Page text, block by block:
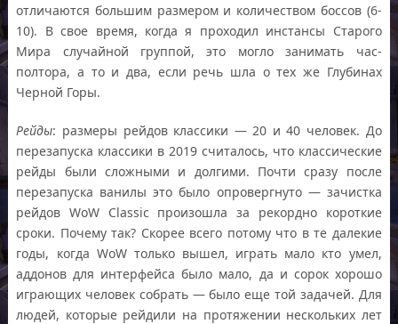
отличаются большим размером и количеством боссов (6-
10). В свое время, когда я проходил инстансы Старого
Мира случайной группой, это могло занимать час-
полтора, а то и два, если речь шла о тех же Глубинах
Черной Горы.
Рейды: размеры рейдов классики — 20 и 40 человек. До
перезапуска классики в 2019 считалось, что классические
рейды были сложными и долгими. Почти сразу после
перезапуска ванилы это было опровергнуто — зачистка
рейдов WoW Classic произошла за рекордно короткие
сроки. Почему так? Скорее всего потому что в те далекие
годы, когда WoW только вышел, играть мало кто умел,
аддонов для интерфейса было мало, да и сорок хорошо
играющих человек собрать — было еще той задачей. Для
людей, которые рейдили на протяжении нескольких лет